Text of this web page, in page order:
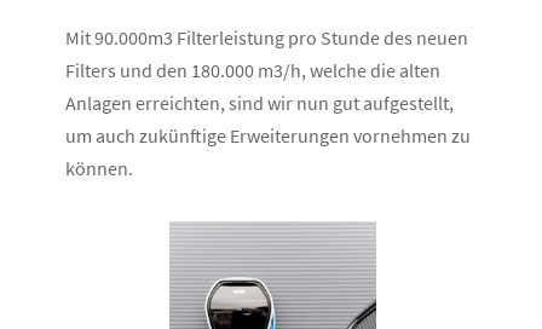
Mit 90.000m3 Filterleistung pro Stunde des neuen
Filters und den 180.000 m3/h, welche die alten
Anlagen erreichten, sind wir nun gut aufgestellt,
um auch zukünftige Erweiterungen vornehmen zu
können.